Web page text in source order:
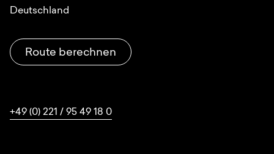
Deutschland
Route berechnen
+49 (0) 221 / 95 49 18 0